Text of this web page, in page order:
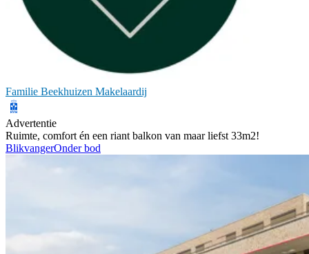
Familie Beekhuizen Makelaardij
Advertentie
Ruimte, comfort én een riant balkon van maar liefst 33m2!
BlikvangerOnder bod